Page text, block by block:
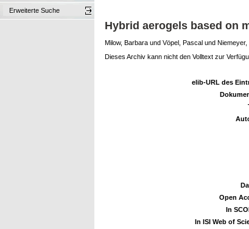
Erweiterte Suche
Hybrid aerogels based on
Milow, Barbara und Vöpel, Pascal und Niemeyer,
Dieses Archiv kann nicht den Volltext zur
elib-URL des
Open
In
In ISI Web of